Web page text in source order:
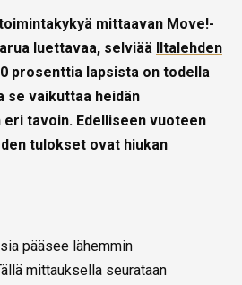
mittaavan Move!-
luettavaa, selviää Iltalehden
prosenttia lapsista on todella
se vaikuttaa heidän
tavoin. Edelliseen vuoteen
tulokset ovat hiukan
pääsee lähemmin
mittauksella seurataan